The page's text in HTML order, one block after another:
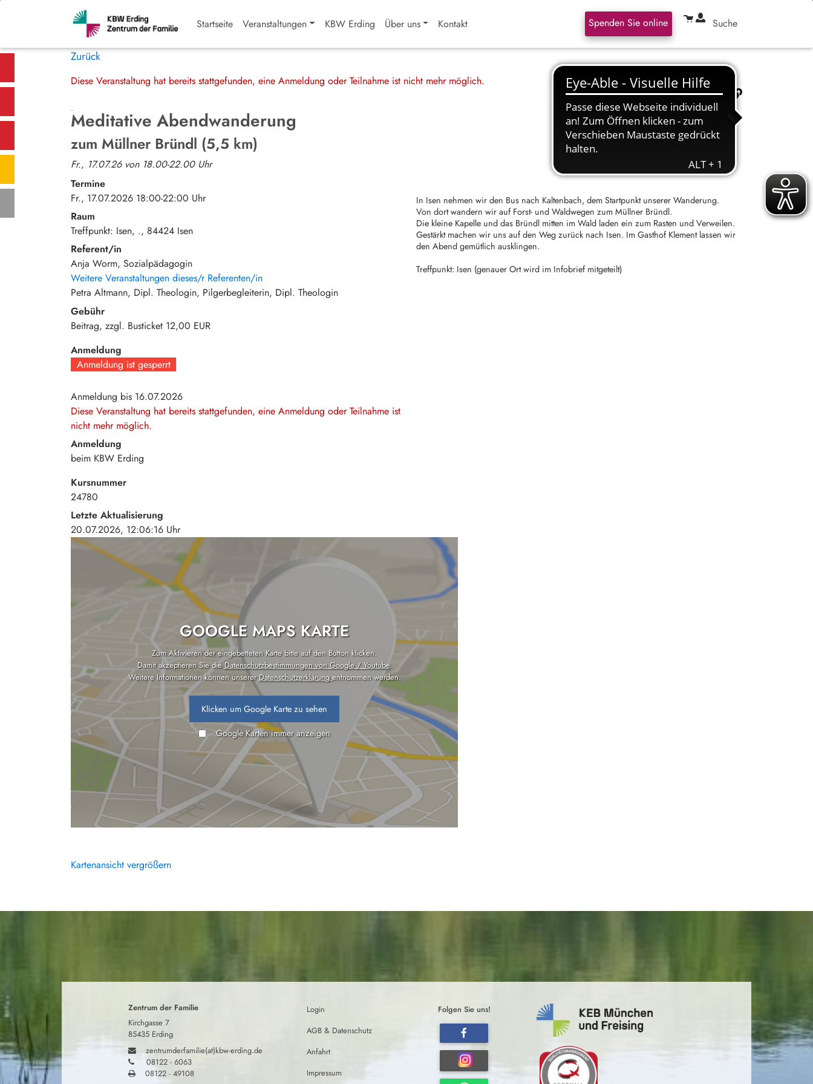
Startseite Veranstaltungen KBW Erding Über uns Kontakt Spenden Sie online Suche
Zurück
Diese Veranstaltung hat bereits stattgefunden, eine Anmeldung oder Teilnahme ist nicht mehr möglich.
Meditative Abendwanderung
zum Müllner Bründl (5,5 km)
Fr., 17.07.26 von 18.00-22.00 Uhr
In Isen nehmen wir den Bus nach Kaltenbach, dem Startpunkt unserer Wanderung.
Von dort wandern wir auf Forst- und Waldwegen zum Müllner Bründl.
Die kleine Kapelle und das Bründl mitten im Wald laden ein zum Rasten und Verweilen.
Gestärkt machen wir uns auf den Weg zurück nach Isen. Im Gasthof Klement lassen wir
den Abend gemütlich ausklingen.
Treffpunkt: Isen (genauer Ort wird im Infobrief mitgeteilt)
Termine
Fr., 17.07.2026 18:00-22:00 Uhr
Raum
Treffpunkt: Isen . 84424 Isen
Referent/in
Anja Worm, Sozialpädagogin
Weitere Veranstaltungen dieses/r Referenten/in
Petra Altmann, Dipl. Theologin, Pilgerbegleiterin, Dipl. Theologin
Gebühr
Beitrag, zzgl. Busticket 12,00 EUR
Anmeldung
Anmeldung ist gesperrt
Anmeldung bis 16.07.2026
Diese Veranstaltung hat bereits stattgefunden, eine Anmeldung oder Teilnahme ist
nicht mehr möglich.
Anmeldung
beim KBW Erding
Kursnummer
24780
Letzte Aktualisierung
20.07.2026, 12:06:16 Uhr
GOOGLE MAPS KARTE
Zum Aktivieren der eingebetteten Karte bitte auf den Button klicken.
Damit akzeptieren Sie dieDatenschutzbestimmungen von Google / Youtube.
Weitere Informationen können unsererDatenschutzerklärungentnommen werden.
Klicken um Google Karte zu sehen
Google Karten immer anzeigen
Kartenansicht vergrößern
Zentrum der Familie
Kirchgasse 7
85435 Erding
zentrumderfamilie(at)kbw-erding.de
08122 - 6063
08122 - 49108
Login
AGB & Datenschutz
Anfahrt
Impressum
Folgen Sie uns!